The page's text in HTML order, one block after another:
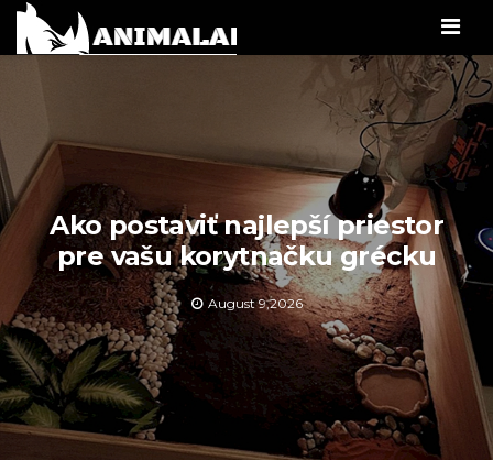
Ako postaviť najlepší priestor
pre vašu korytnačku grécku
August 9,2026